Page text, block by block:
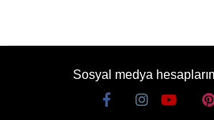
Sosyal medya